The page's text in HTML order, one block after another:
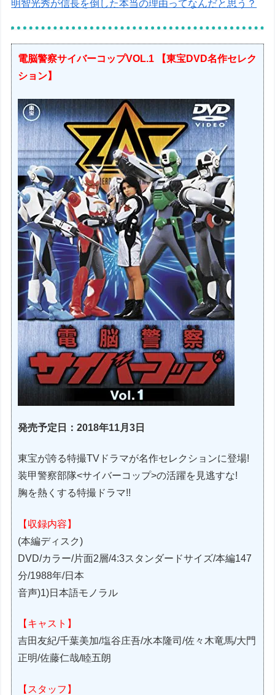
明智光秀が信長を倒した本当の理由ってなんだと思う？
電脳警察サイバーコップVOL.1 【東宝DVD名作セレク
ション】
発売予定日：2018年11月3日
東宝が誇る特撮TVドラマが名作セレクションに登場!
装甲警察部隊<サイバーコップ>の活躍を見逃すな!
胸を熱くする特撮ドラマ!!
【収録内容】
(本編ディスク)
DVD/カラー/片面2層/4:3スタンダードサイズ/本編147
分/1988年/日本
音声)1)日本語モノラル
【キャスト】
吉田友紀/千葉美加/塩谷庄吾/水本隆司/佐々木竜馬/大門
正明/佐藤仁哉/睦五朗
【スタッフ】